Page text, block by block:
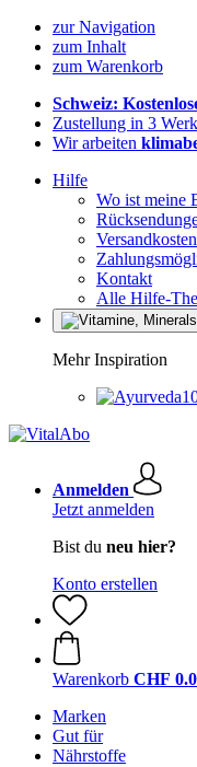
zur Navigation
zum Inhalt
zum Warenkorb
Schweiz:
Zustellung in 3
Wir arbeiten
Hilfe
Wo ist meine
Versandkosten
Kontakt
Alle Hilfe-
Mehr Inspiration
Anmelden
Jetzt anmelden
Bist du neu hier?
Konto erstellen
Warenkorb CHF
Marken
Gut für
Nährstoffe